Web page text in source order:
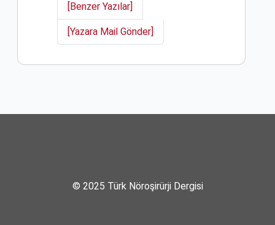
[Benzer Yazılar]
[Yazara Mail Gönder]
© 2025 Türk Nöroşirürji Dergisi